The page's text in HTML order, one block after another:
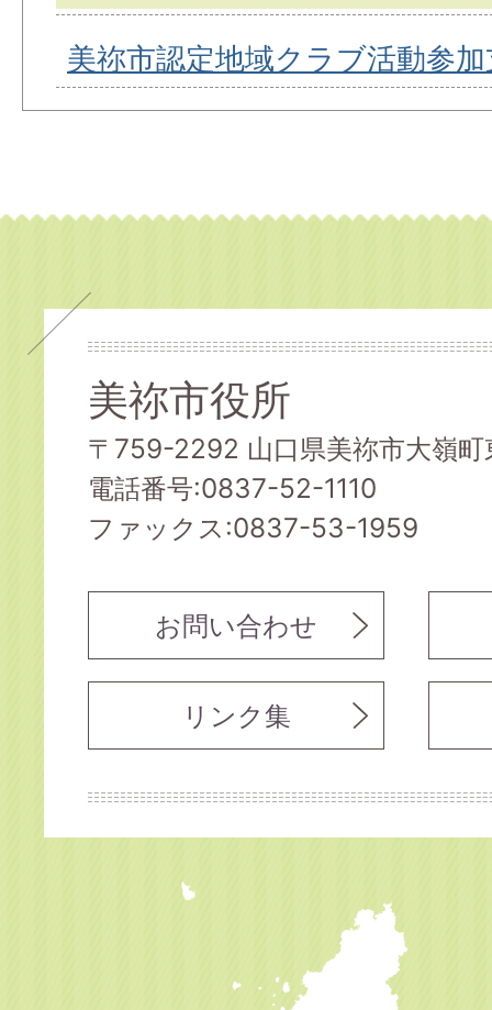
美祢市認定地域クラブ活動参
美祢市役所
〒759-2292 山口県美祢市大嶺
電話番号:0837-52-1110
ファックス:0837-53-1959
お問い合わせ
リンク集